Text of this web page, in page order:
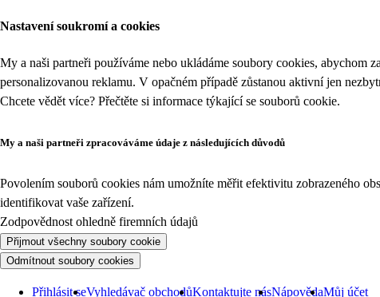
Nastavení soukromí a cookies
My a naši partneři používáme nebo ukládáme soubory cookies, abychom
personalizovanou reklamu. V opačném případě zůstanou aktivní jen
Chcete vědět více? Přečtěte si informace týkající se souborů cookie.
My a naši partneři zpracováváme údaje z následujících důvodů
Povolením souborů cookies nám umožníte měřit efektivitu zobrazeného
identifikovat vaše zařízení.
Zodpovědnost ohledně firemních údajů
Přijmout všechny soubory cookie
Odmítnout soubory cookies
Přihlásit seVyhledávač obchodůKontaktujte násNápovědaMůj účet